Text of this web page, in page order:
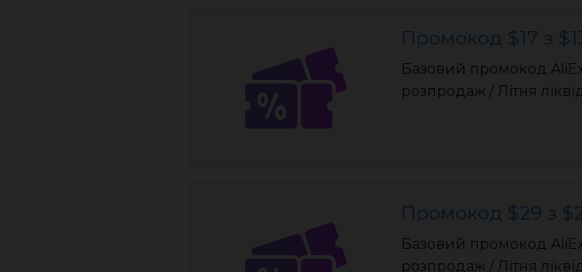
Промокод $17 з
Базовий промокод
розпродаж / Літня
Промокод $29 з
Базовий промокод
розпродаж / Літня